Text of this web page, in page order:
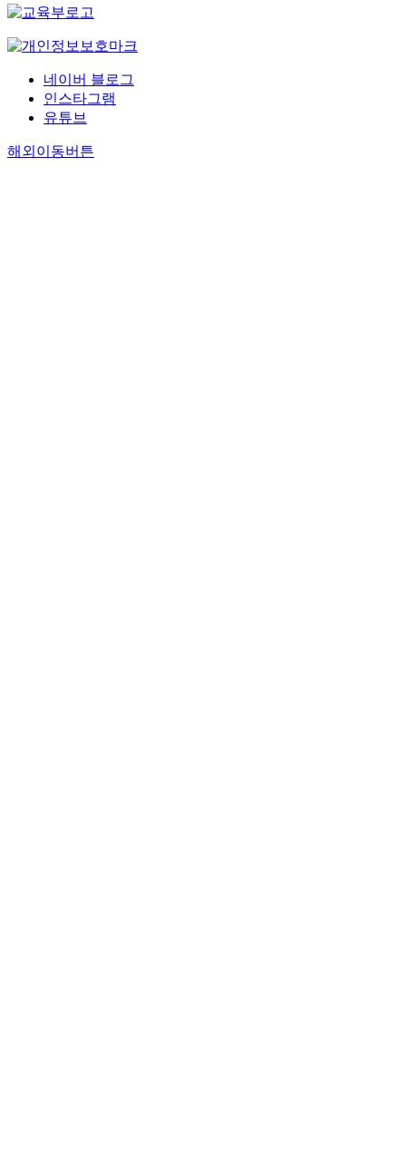
네이버 블로그
인스타그램
유튜브
해외이동버튼